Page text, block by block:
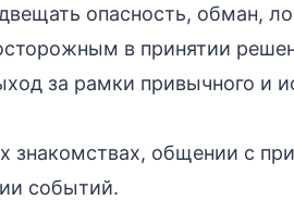
опасность, обман,
в принятии
за рамки привычного и
знакомствах, общении с
событий.